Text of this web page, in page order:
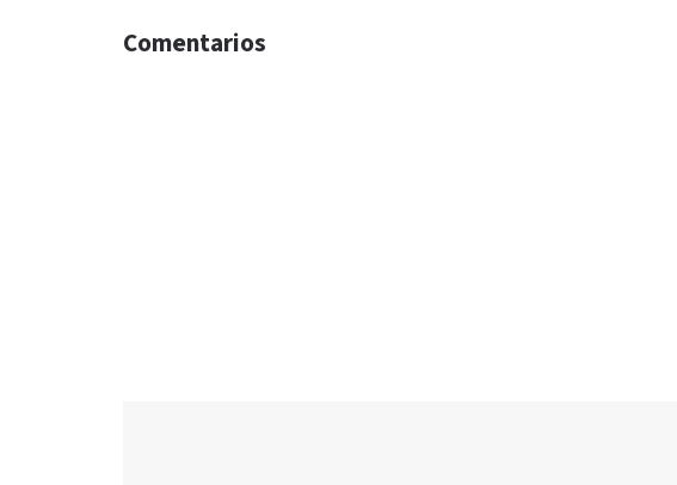
Comentarios